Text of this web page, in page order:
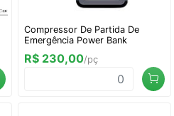
Compressor De Partida De
Emergência Power Bank
R$ 230,00/pç